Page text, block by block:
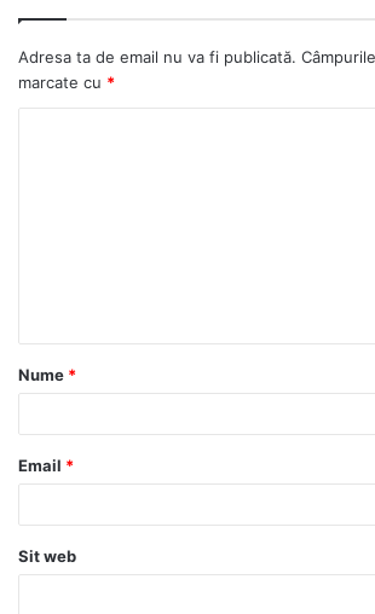
Adresa ta de email nu va fi publicată.
marcate cu *
Nume *
Email *
Sit web